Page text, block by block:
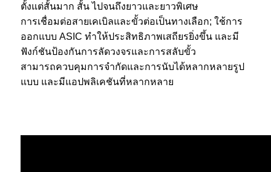
ตั้งแต่สั้นมาก สั้น ไปจนถึงยาวและยาวพิเศษ
การเชื่อมต่อสายเคเบิลและขั้วต่อเป็นทางเลือก; ใช้การ
ออกแบบ ASIC ทำให้ประสิทธิภาพเสถียรยิ่งขึ้น และมี
ฟังก์ชันป้องกันการลัดวงจรและการสลับขั้ว
สามารถควบคุมการจำกัดและการนับได้หลากหลายรูป
แบบ และมีแอปพลิเคชันที่หลากหลาย